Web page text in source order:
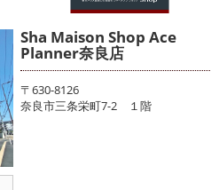
Sha Maison Shop Ace
Planner奈良店
〒630-8126
奈良市三条栄町7-2 １階